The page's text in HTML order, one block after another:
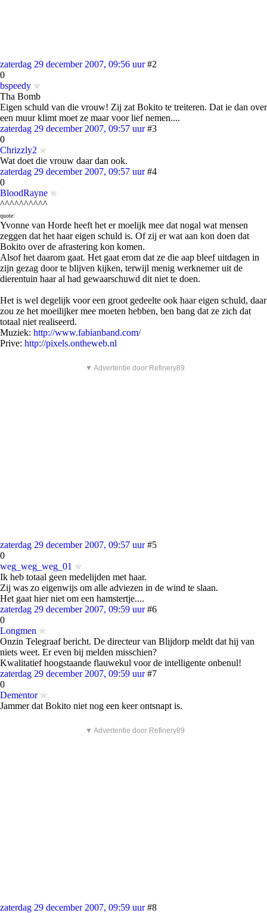
zaterdag 29 december 2007, 09:56 uur #2
0
bspeedy
Tha Bomb
Eigen schuld van die vrouw! Zij zat Bokito te treiteren. Dat ie dan over
een muur klimt moet ze maar voor lief nemen....
zaterdag 29 december 2007, 09:57 uur #3
0
Chrizzly2
Wat doet die vrouw daar dan ook.
zaterdag 29 december 2007, 09:57 uur #4
0
BloodRayne
^^^^^^^^^^
quote:
Yvonne van Horde heeft het er moelijk mee dat nogal wat mensen
zeggen dat het haar eigen schuld is. Of zij er wat aan kon doen dat
Bokito over de afrastering kon komen.
Alsof het daarom gaat. Het gaat erom dat ze die aap bleef uitdagen in
zijn gezag door te blijven kijken, terwijl menig werknemer uit de
dierentuin haar al had gewaarschuwd dit niet te doen.
Het is wel degelijk voor een groot gedeelte ook haar eigen schuld, daar
zou ze het moeilijker mee moeten hebben, ben bang dat ze zich dat
totaal niet realiseerd.
Muziek: http://www.fabianband.com/
Prive: http://pixels.ontheweb.nl
▼ Advertentie door Refinery89
zaterdag 29 december 2007, 09:57 uur #5
0
weg_weg_weg_01
Ik heb totaal geen medelijden met haar.
Zij was zo eigenwijs om alle adviezen in de wind te slaan.
Het gaat hier niet om een hamstertje....
zaterdag 29 december 2007, 09:59 uur #6
0
Longmen
Onzin Telegraaf bericht. De directeur van Blijdorp meldt dat hij van
niets weet. Er even bij melden misschien?
Kwalitatief hoogstaande flauwekul voor de intelligente onbenul!
zaterdag 29 december 2007, 09:59 uur #7
0
Dementor
Jammer dat Bokito niet nog een keer ontsnapt is.
▼ Advertentie door Refinery89
zaterdag 29 december 2007, 09:59 uur #8